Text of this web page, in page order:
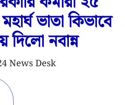
ভাতা কিভাবে
দিলো নবান্ন
News Desk